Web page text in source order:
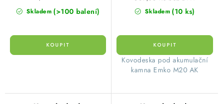
Skladem (>100 balení) Skladem (10 ks)
​ Kovodeska pod akumulační
kamna Emko M20 AK